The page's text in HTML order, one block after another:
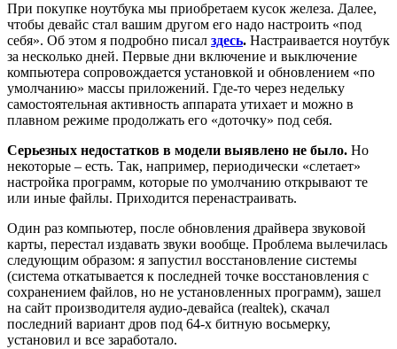
При покупке ноутбука мы приобретаем кусок железа. Далее,
чтобы девайс стал вашим другом его надо настроить «под
себя». Об этом я подробно писал здесь. Настраивается ноутбук
за несколько дней. Первые дни включение и выключение
компьютера сопровождается установкой и обновлением «по
умолчанию» массы приложений. Где-то через недельку
самостоятельная активность аппарата утихает и можно в
плавном режиме продолжать его «доточку» под себя.
Серьезных недостатков в модели выявлено не было. Но
некоторые – есть. Так, например, периодически «слетает»
настройка программ, которые по умолчанию открывают те
или иные файлы. Приходится перенастраивать.
Один раз компьютер, после обновления драйвера звуковой
карты, перестал издавать звуки вообще. Проблема вылечилась
следующим образом: я запустил восстановление системы
(система откатывается к последней точке восстановления с
сохранением файлов, но не установленных программ), зашел
на сайт производителя аудио-девайса (realtek), скачал
последний вариант дров под 64-х битную восьмерку,
установил и все заработало.